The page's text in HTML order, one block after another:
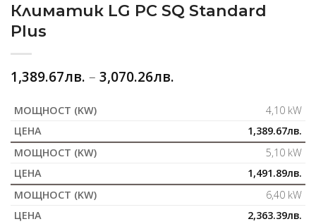
Климатик LG PC SQ Standard
Plus
1,389.67лв. – 3,070.26лв.
4,10 kW
1,389.67лв.
5,10 kW
1,491.89лв.
6,40 kW
2,363.39лв.